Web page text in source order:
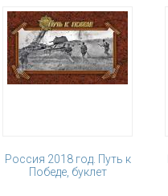
Россия 2018 год. Путь к
Победе, буклет